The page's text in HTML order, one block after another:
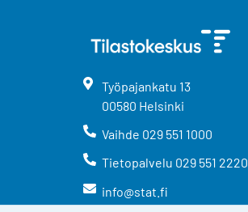
Työpajankatu 13
00580 Helsinki
Vaihde 029 551 1000
Tietopalvelu 029 551 2220
info@stat.fi